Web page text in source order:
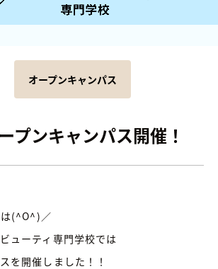
オープンキャンパス
プンキャンパス開催！
(^O^)／
ューティ専門学校では
を開催しました！！